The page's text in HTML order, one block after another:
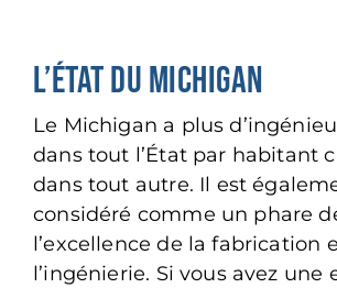
L’ÉTAT DU MICHIGAN
Le Michigan a plus
dans tout l’État par habitant
dans tout autre. Il est
considéré comme un phare
l’excellence de la fabrication
l’ingénierie. Si vous avez une